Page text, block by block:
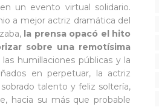
un evento virtual solidario.
a mejor actriz dramática del
la prensa opacó el hito
sobre una remotísima
humillaciones públicas y la
en perpetuar, la actriz
talento y feliz soltería,
hacia su más que probable